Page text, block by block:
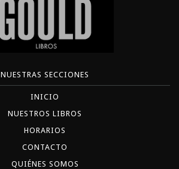
NUESTRAS SECCIONES
INICIO
NUESTROS LIBROS
HORARIOS
CONTACTO
QUIÉNES SOMOS